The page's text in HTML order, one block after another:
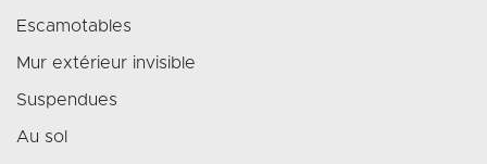
Escamotables
Mur extérieur invisible
Suspendues
Au sol